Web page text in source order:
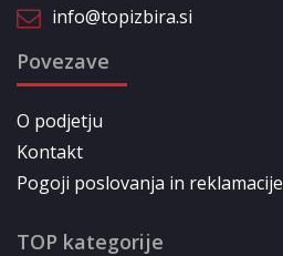
info@topizbira.si
Povezave
O podjetju
Kontakt
Pogoji poslovanja in reklamacije
TOP kategorije